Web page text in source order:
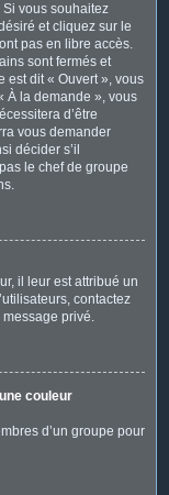
Si vous souhaitez
et cliquez sur le
pas en libre accès.
sont fermés et
est dit « Ouvert », vous
À la demande », vous
d’être
vous demander
décider s’il
le chef de groupe
il leur est attribué un
contactez
message privé.
couleur
d’un groupe pour